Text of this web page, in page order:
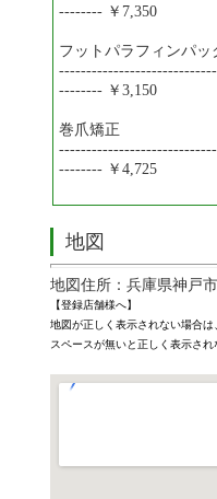
-------- ￥7,350
フットパラフィンパッ
-------- ￥3,150
巻爪矯正
-------- ￥4,725
地図
地図住所：兵庫県神戸
【登録店舗様へ】
地図が正しく表示されない場合
スペースが無いと正しく表示さ